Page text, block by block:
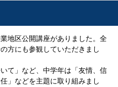
地区公開講座がありました。全
方にも参観していただきまし
て」など、中学年は「友情、信
」などを主題に取り組みまし